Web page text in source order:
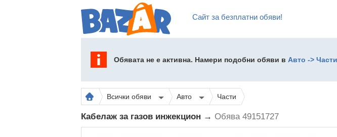
Сайт за безплатни обяви!
Обявата не е активна. Намери подобни обяви в Авто ->
Всички обяви Авто Части
Кабелаж за газов инжекцион → Обява 49151727